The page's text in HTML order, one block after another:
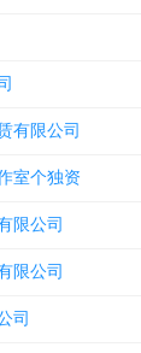
有限公司
室个独资
限公司
限公司
司